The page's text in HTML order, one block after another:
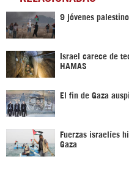
9 jóvenes
Israel carece de
HAMAS
El fin de Gaza
Fuerzas israelíes
Gaza